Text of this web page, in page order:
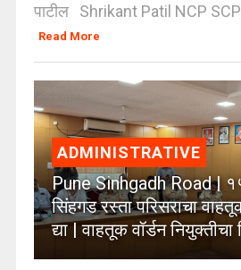
पाटील Shrikant Patil NCP
Read More
ADMINISTRATIVE
Pune Sinhgadh Road |
सिंहगड रस्ता परिसराचा
द्या | वाहतूक वॉर्डन नियुक्तीचा